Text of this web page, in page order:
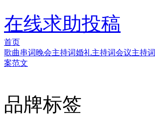
在线求助投稿
首页
歌曲串词晚会主持词婚礼主持词会议主持词
案范文
品牌标签